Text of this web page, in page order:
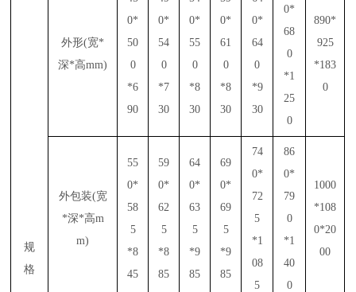
规
格
外形(宽*
深*高mm)
0*
50
0
*6
90
0*
54
0
*7
30
0*
55
0
*8
30
0*
61
0
*8
30
0*
64
0
*9
30
0*
68
0
*1
25
0
890*
925
*183
0
外包装(宽
*深*高m
m)
55
0*
58
5
*8
45
59
0*
62
5
*8
85
64
0*
63
5
*9
85
69
0*
69
5
*9
85
74
0*
72
5
*1
08
5
86
0*
79
0
*1
40
0
1000
*108
0*20
00